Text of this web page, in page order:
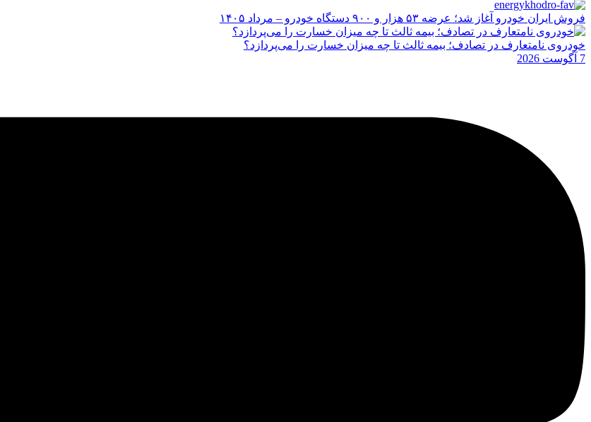
فروش ایران خودرو آغاز شد؛ عرضه ۵۳ هزار و ۹۰۰ دستگاه خودرو – مرداد ۱۴۰۵
خودروی نامتعارف در تصادف؛ بیمه ثالث تا چه میزان خسارت را می‌پردازد؟
7 آگوست 2026